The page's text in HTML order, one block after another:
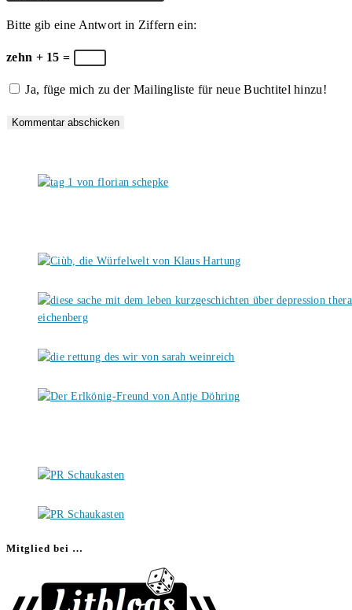
Benutzernamen
zum
Kommentieren
ein
Mail-
Adresse
Kommentieren
Website-
URL
(optional)
Bitte gib eine Antwort in Ziffern ein:
zehn + 15 =
Ja, füge mich zu der Mailingliste für neue Buchtitel hinzu!
Mitglied bei …